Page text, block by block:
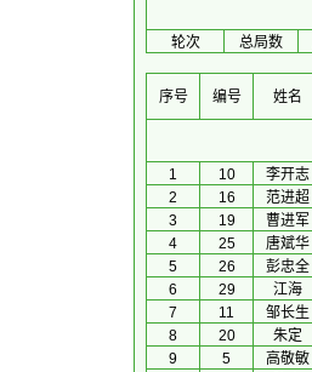
轮次
总局数
序号 编号 姓名
1 10 李开志
2
16 范进超
3
19 曹进军
4
25 唐斌华
5
26 彭忠全
6
29 江海
7
11 邹长生
8
20 朱定
9
5 高敬敏